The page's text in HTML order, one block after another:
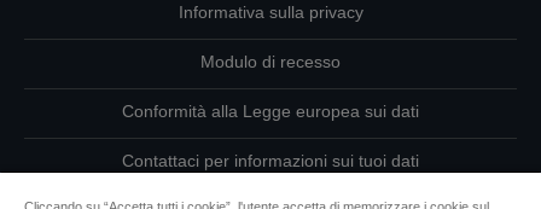
Informativa sulla privacy
Modulo di recesso
Conformità alla Legge europea sui dati
Contattaci per informazioni sui tuoi dati